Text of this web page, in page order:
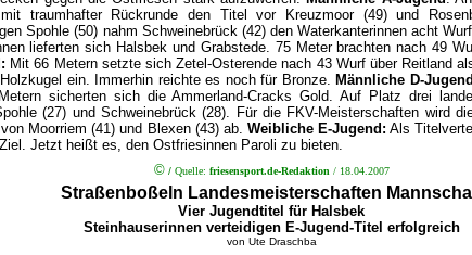
traumhafter Rückrunde den Titel vor Kreuzmoor (49) und
Spohle (50) nahm Schweinebrück (42) den Waterkanterinnen acht
lieferten sich Halsbek und Grabstede. 75 Meter brachten nach 49
Mit 66 Metern setzte sich Zetel-Osterende nach 43 Wurf über Reitland
ein. Immerhin reichte es noch für Bronze. Männliche D-
sicherten sich die Ammerland-Cracks Gold. Auf Platz drei
(27) und Schweinebrück (28). Für die FKV-Meisterschaften wird
Moorriem (41) und Blexen (43) ab. Weibliche E-Jugend: Als
Jetzt heißt es, den Ostfriesinnen Paroli zu bieten.
©/ Quelle: friesensport.de-Redaktion / 18.04.2007
Straßenboßeln Landesmeisterschaften
Vier Jugendtitel für Halsbek
Steinhauserinnen verteidigen E-Jugend-Titel erfolgreich
von Ute Draschba